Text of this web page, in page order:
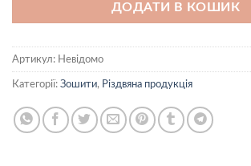
ДОДАТИ В КОШИК
Артикул: Невідомо
Категорії: Зошити, Різдвяна продукція